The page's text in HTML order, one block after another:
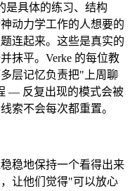
是具体的练习、结构
动力学工作的人想要的
连起来。这些是真实的
抹平。Verke 的每位教
层记忆负责把"上周聊
— 反复出现的模式会被
索不会每次都重置。
稳地保持一个看得出来
让他们觉得"可以放心